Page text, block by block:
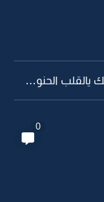
رواية عشقي لك بجنون احبك يالقلب الحنون -3
0